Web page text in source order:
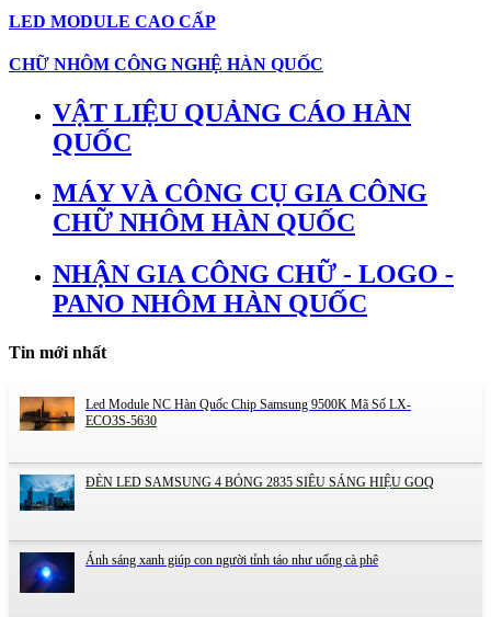
LED MODULE CAO CẤP
CHỮ NHÔM CÔNG NGHỆ HÀN QUỐC
VẬT LIỆU QUẢNG CÁO HÀN
QUỐC
MÁY VÀ CÔNG CỤ GIA CÔNG
CHỮ NHÔM HÀN QUỐC
NHẬN GIA CÔNG CHỮ - LOGO -
PANO NHÔM HÀN QUỐC
Tin mới nhất
Led Module NC Hàn Quốc Chip Samsung 9500K Mã Số LX-
ECO3S-5630
ĐÈN LED SAMSUNG 4 BÓNG 2835 SIÊU SÁNG HIỆU GOQ
Ánh sáng xanh giúp con người tỉnh táo như uống cà phê